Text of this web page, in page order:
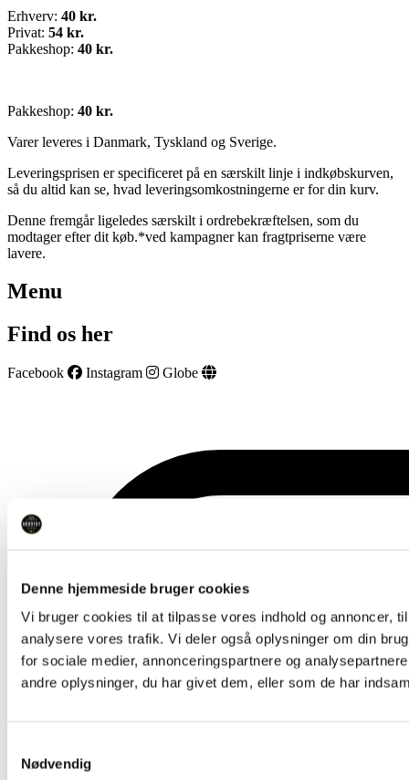
Denne hjemmeside bruger cookies
Vi bruger cookies til at tilpasse vores indhold og annoncer,
analysere vores trafik. Vi deler også oplysninger om din
for sociale medier, annonceringspartnere og
andre oplysninger, du har givet dem, eller som de har
Nødvendig
Erhverv: 40 kr.
Privat: 54 kr.
Pakkeshop: 40 kr.
Pakkeshop: 40 kr.
Varer leveres i Danmark, Tyskland og Sverige.
Leveringsprisen er specificeret på en særskilt linje i indkøbskurven,
så du altid kan se, hvad leveringsomkostningerne er for din kurv.
Denne fremgår ligeledes særskilt i ordrebekræftelsen, som du
modtager efter dit køb.*ved kampagner kan fragtpriserne være
lavere.
Menu
Find os her
Facebook Instagram Globe